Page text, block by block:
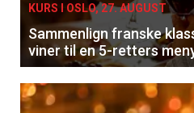
KURS I OSLO, 27. AUGUST
Sammenlign franske
viner til en 5-retters